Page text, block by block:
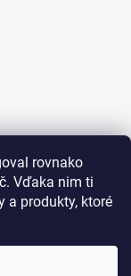
rovnako
Vďaka nim ti
a produkty, ktoré
vyhradené.